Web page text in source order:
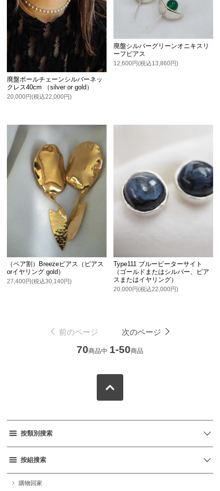
廃盤ボールチェーンシルバーネッ
クレス40cm （silver or gold）
20,000円(税込22,000円)
廃盤シルバーグリーンオニキスリ
ーフピアス
12,600円(税込13,860円)
（ペア割）Breezeピアス（ピアス
orイヤリング gold）
27,400円(税込30,140円)
Type111 ブルーピーターサイト
（ゴールドまたはシルバー、ピア
スまたはイヤリング）
20,000円(税込22,000円)
前のページ 次のページ
70商品中 1-50商品
按類別搜索
按組搜索
購物回家